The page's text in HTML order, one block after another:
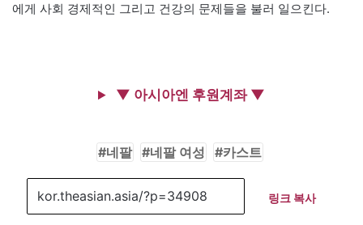
에게 사회 경제적인 그리고 건강의 문제들을 불러 일으킨다.
▼ 아시아엔 후원계좌 ▼
네팔 네팔 여성 카스트
링크 복사